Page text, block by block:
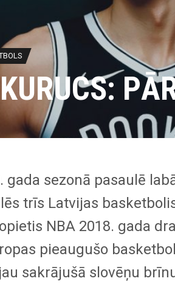
gada sezonā pasaulē
trīs Latvijas
NBA 2018. gada
pieaugušo
sakrājušā slovēņu